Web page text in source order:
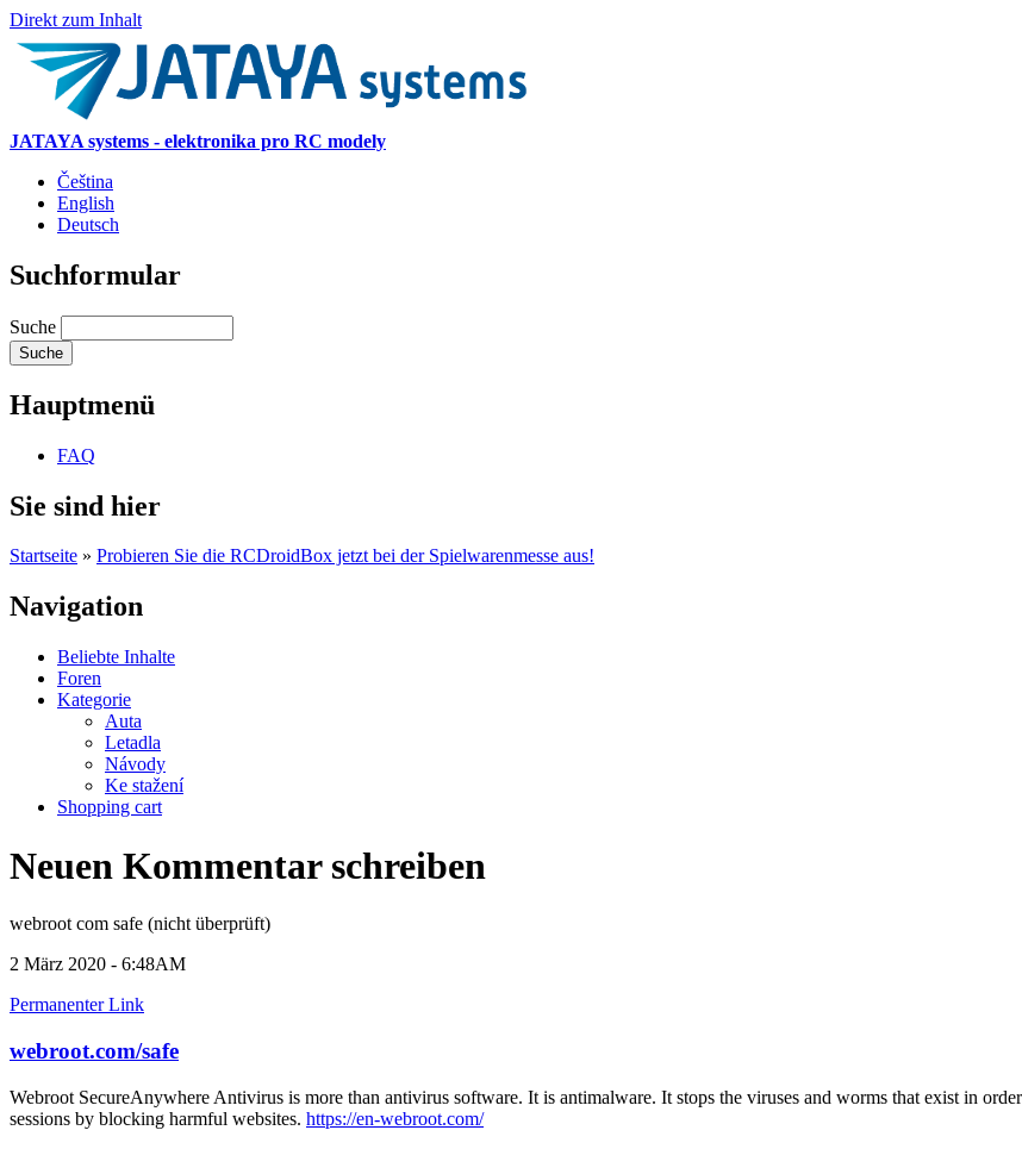
Direkt zum Inhalt
JATAYA systems - elektronika pro RC modely
Čeština
English
Deutsch
Suchformular
Suche
Hauptmenü
FAQ
Sie sind hier
Startseite » Probieren Sie die RCDroidBox jetzt bei der Spielwarenmesse aus!
Navigation
Beliebte Inhalte
Foren
Kategorie
Auta
Letadla
Návody
Ke stažení
Shopping cart
Neuen Kommentar schreiben
webroot com safe (nicht überprüft)
2 März 2020 - 6:48AM
Permanenter Link
webroot.com/safe
Webroot SecureAnywhere Antivirus is more than antivirus software. It is antimalware. It stops the viruses and worms that exist in
sessions by blocking harmful websites. https://en-webroot.com/